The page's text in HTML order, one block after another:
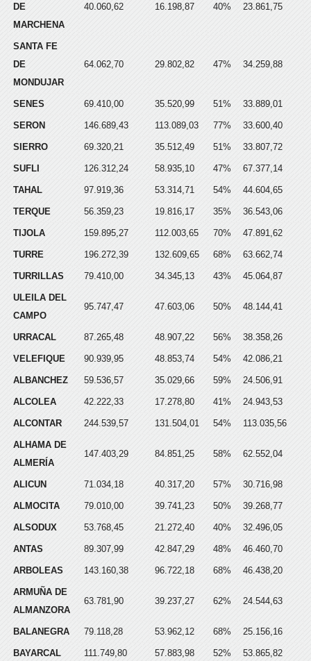
DE
MARCHENA
40.060,62 16.198,87 40% 23.861,75
SANTA FE
DE
MONDUJAR
64.062,70 29.802,82 47% 34.259,88
SENES 69.410,00 35.520,99 51% 33.889,01
SERON 146.689,43 113.089,03 77% 33.600,40
SIERRO 69.320,21 35.512,49 51% 33.807,72
SUFLI 126.312,24 58.935,10 47% 67.377,14
TAHAL 97.919,36 53.314,71 54% 44.604,65
TERQUE 56.359,23 19.816,17 35% 36.543,06
TIJOLA 159.895,27 112.003,65 70% 47.891,62
TURRE 196.272,39 132.609,65 68% 63.662,74
TURRILLAS 79.410,00 34.345,13 43% 45.064,87
ULEILA DEL
CAMPO
95.747,47 47.603,06 50% 48.144,41
URRACAL 87.265,48 48.907,22 56% 38.358,26
VELEFIQUE 90.939,95 48.853,74 54% 42.086,21
ALBANCHEZ 59.536,57 35.029,66 59% 24.506,91
ALCOLEA 42.222,33 17.278,80 41% 24.943,53
ALCONTAR 244.539,57 131.504,01 54% 113.035,56
ALHAMA DE
ALMERÍA
147.403,29 84.851,25 58% 62.552,04
ALICUN 71.034,18 40.317,20 57% 30.716,98
ALMOCITA 79.010,00 39.741,23 50% 39.268,77
ALSODUX 53.768,45 21.272,40 40% 32.496,05
ANTAS 89.307,99 42.847,29 48% 46.460,70
ARBOLEAS 143.160,38 96.722,18 68% 46.438,20
ARMUÑA DE
ALMANZORA
63.781,90 39.237,27 62% 24.544,63
BALANEGRA 79.118,28 53.962,12 68% 25.156,16
BAYARCAL 111.749,80 57.883,98 52% 53.865,82